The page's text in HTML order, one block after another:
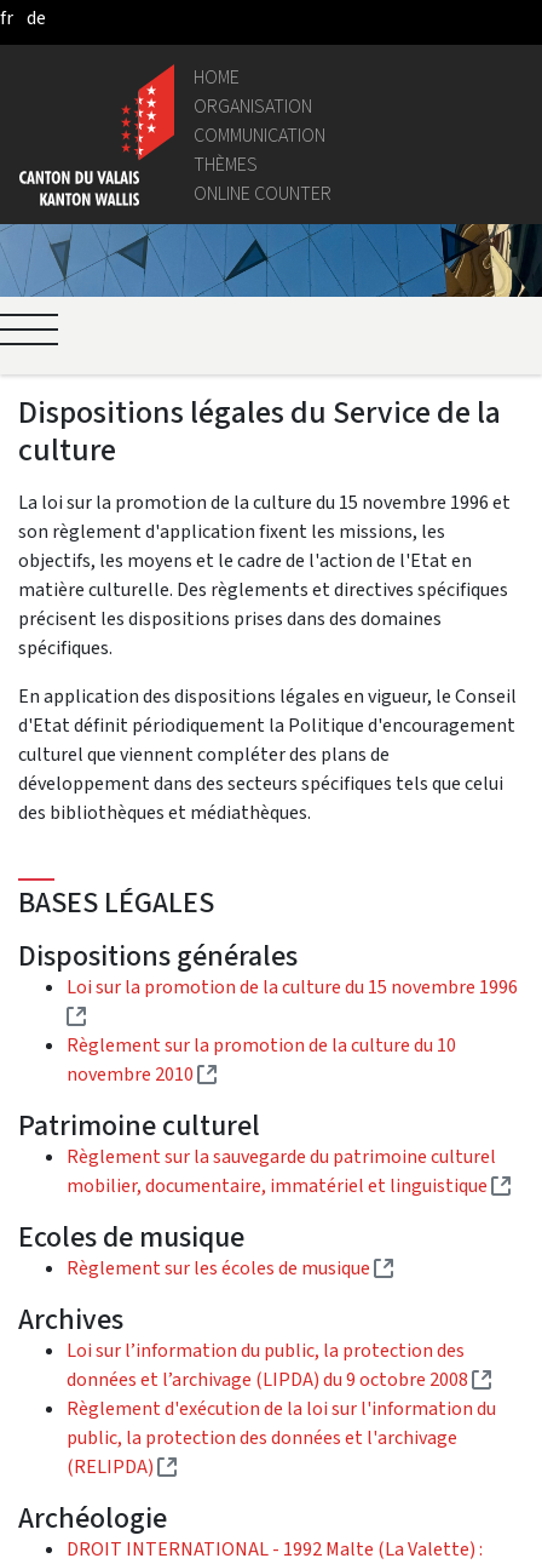
Skip to Main Content
fr de
HOME
ORGANISATION
COMMUNICATION
THÈMES
ONLINE COUNTER
Dispositions légales du Service de la
culture
La loi sur la promotion de la culture du 15 novembre 1996 et
son règlement d'application fixent les missions, les
objectifs, les moyens et le cadre de l'action de l'Etat en
matière culturelle. Des règlements et directives spécifiques
précisent les dispositions prises dans des domaines
spécifiques.
En application des dispositions légales en vigueur, le Conseil
d'Etat définit périodiquement la Politique d'encouragement
culturel que viennent compléter des plans de
développement dans des secteurs spécifiques tels que celui
des bibliothèques et médiathèques.
BASES LÉGALES
Dispositions générales
Loi sur la promotion de la culture du 15 novembre 1996
(External link)
Règlement sur la promotion de la culture du 10
novembre 2010
(External link)
Patrimoine culturel
Règlement sur la sauvegarde du patrimoine culturel
mobilier, documentaire, immatériel et linguistique
Ecoles de musique
Règlement sur les écoles de musique (External link)
Archives
Loi sur l’information du public, la protection des
données et l’archivage (LIPDA) du 9 octobre 2008
Règlement d'exécution de la loi sur l'information du
public, la protection des données et l'archivage
(RELIPDA)
(External link)
Archéologie
DROIT INTERNATIONAL - 1992 Malte (La Valette) :